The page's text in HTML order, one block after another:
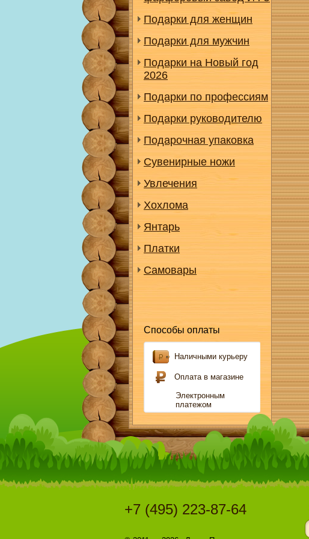
Подарки для женщин
Подарки для мужчин
Подарки на Новый год
2026
Подарки по профессиям
Подарки руководителю
Подарочная упаковка
Сувенирные ножи
Увлечения
Хохлома
Янтарь
Платки
Самовары
Способы оплаты
Наличными курьеру
Оплата в магазине
Электронным
платежом
+7 (495) 223-87-64